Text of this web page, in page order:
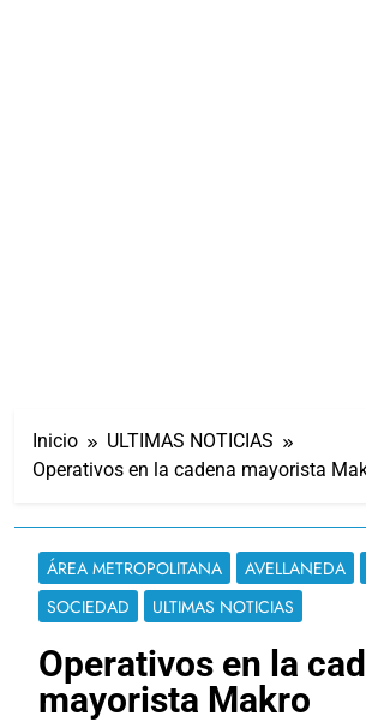
Inicio
ULTIMAS NOTICIAS
Operativos en la cadena mayorista
ÁREA METROPOLITANA AVELLANEDA
SOCIEDAD
ULTIMAS NOTICIAS
Operativos en la
mayorista Makro